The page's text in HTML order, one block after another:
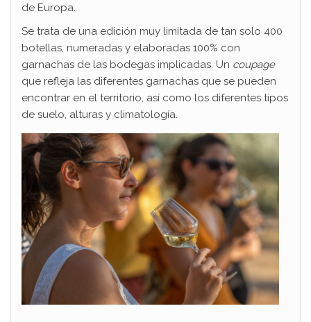
de Europa.
Se trata de una edición muy limitada de tan solo 400
botellas, numeradas y elaboradas 100% con
garnachas de las bodegas implicadas. Un coupage
que refleja las diferentes garnachas que se pueden
encontrar en el territorio, así como los diferentes tipos
de suelo, alturas y climatología.